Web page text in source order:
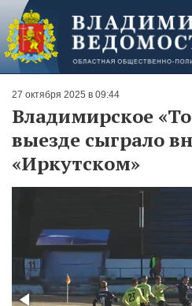
27 октября 2025 в 09:44
Владимирское
выезде сыграло
«Иркутском»